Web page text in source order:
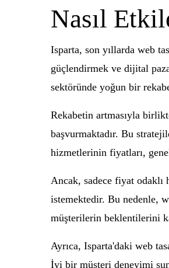
Nasıl
Isparta, son yıllarda web
güçlendirmek ve dijital
sektöründe yoğun bir
Rekabetin artmasıyla
başvurmaktadır. Bu
hizmetlerinin fiyatları,
Ancak, sadece fiyat
istemektedir. Bu nedenle,
müşterilerin beklentilerini
Ayrıca, Isparta'daki web
İyi bir müşteri deneyimi